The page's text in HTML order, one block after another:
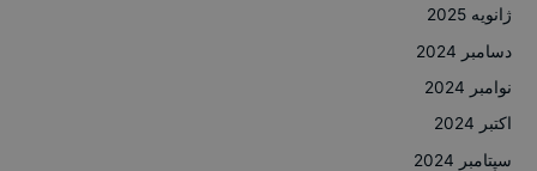
ژانویه 2025
دسامبر 2024
نوامبر 2024
اکتبر 2024
سپتامبر 2024